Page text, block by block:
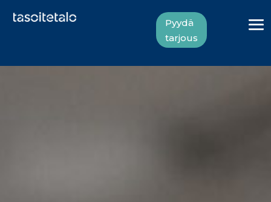
Pyydä
tarjous